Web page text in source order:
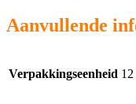
Aanvullende
Verpakkingseenheid 12